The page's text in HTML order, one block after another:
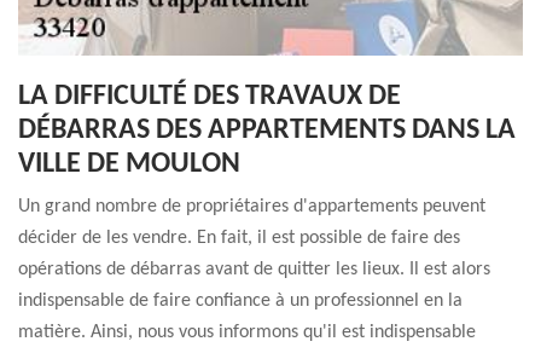
LA DIFFICULTÉ DES TRAVAUX DE
DÉBARRAS DES APPARTEMENTS DANS LA
VILLE DE MOULON
Un grand nombre de propriétaires d'appartements peuvent
décider de les vendre. En fait, il est possible de faire des
opérations de débarras avant de quitter les lieux. Il est alors
indispensable de faire confiance à un professionnel en la
matière. Ainsi, nous vous informons qu'il est indispensable